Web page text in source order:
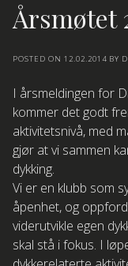
Årsmøtet
POSTED ON 12.02.2014 BY
I årsmeldingen for
kommer det godt
aktivitetsnivå, med
gjør at vi sammen
dykking.
Vi er en klubb som
åpenhet, og
viderutvikle egen
skal stå i fokus. I